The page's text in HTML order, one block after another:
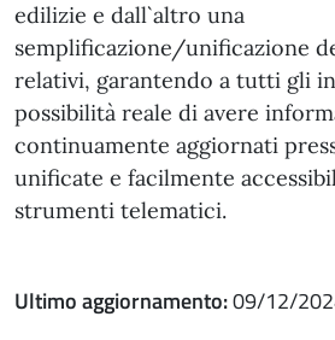
edilizie e dall`altro una
semplificazione/unificazione
relativi, garantendo a tutti gli
possibilità reale di avere
continuamente aggiornati
unificate e facilmente
strumenti telematici.
Ultimo aggiornamento:09/12/